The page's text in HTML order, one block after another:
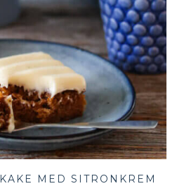
MED SITRONKREM